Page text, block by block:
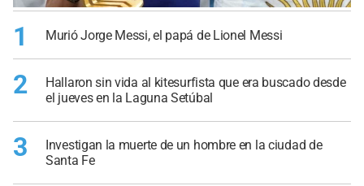
1 Murió Jorge Messi, el papá de Lionel Messi
2
Hallaron sin vida al kitesurfista que era buscado desde
el jueves en la Laguna Setúbal
3
Investigan la muerte de un hombre en la ciudad de
Santa Fe